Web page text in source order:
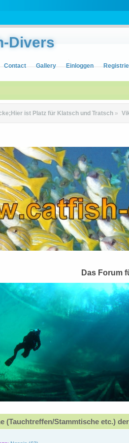
Divers
Contact Gallery Einloggen
ist Platz für Klatsch und Tratsch »
Das Forum
(Tauchtreffen/Stammtische etc.)